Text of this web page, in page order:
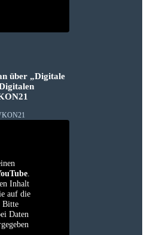
über „Digitale
.
Inhalt
auf die
Bitte
Daten